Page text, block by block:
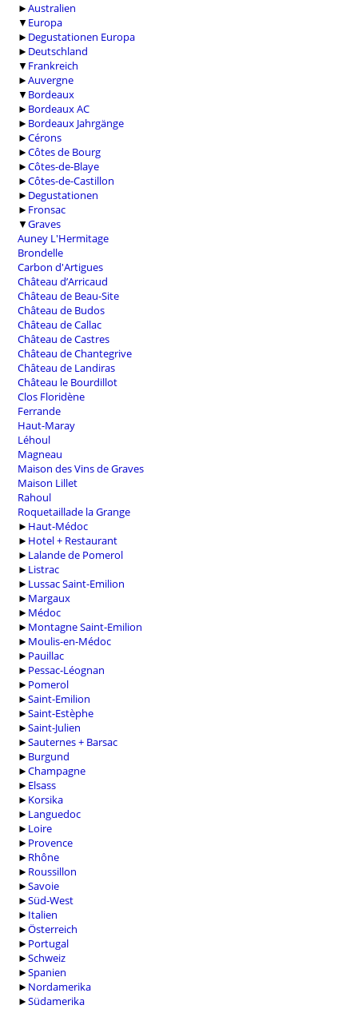
►Australien
▼ Europa
► Degustationen Europa
► Deutschland
▼ Frankreich
►Auvergne
▼ Bordeaux
► Bordeaux AC
► Bordeaux Jahrgänge
►Cérons
►Côtes de Bourg
►Côtes-de-Blaye
►Côtes-de-Castillon
► Degustationen
► Fronsac
▼Graves
Auney L'Hermitage
Brondelle
Carbon d'Artigues
Château d’Arricaud
Château de Beau-Site
Château de Budos
Château de Callac
Château de Castres
Château de Chantegrive
Château de Landiras
Château le Bourdillot
Clos Floridène
Ferrande
Haut-Maray
Léhoul
Magneau
Maison des Vins de Graves
Maison Lillet
Rahoul
Roquetaillade la Grange
► Haut-Médoc
► Hotel + Restaurant
► Lalande de Pomerol
► Listrac
► Lussac Saint-Emilion
► Margaux
► Médoc
► Montagne Saint-Emilion
► Moulis-en-Médoc
► Pauillac
► Pessac-Léognan
► Pomerol
►Saint-Emilion
►Saint-Estèphe
►Saint-Julien
►Sauternes + Barsac
► Burgund
►Champagne
► Elsass
► Korsika
► Languedoc
► Loire
► Provence
► Rhône
► Roussillon
►Savoie
►Süd-West
► Italien
►Österreich
► Portugal
►Schweiz
►Spanien
► Nordamerika
►Südamerika